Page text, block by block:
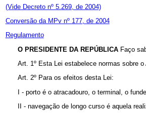
(Vide Decreto nº 5.269, de 2004)
Conversão da MPv nº 177, de 2004
Regulamento
O PRESIDENTE DA REPÚBLICA Faço
Art. 1º Esta Lei estabelece normas sobre
Art. 2º Para os efeitos desta Lei:
I - porto é o atracadouro, o terminal, o
II - navegação de longo curso é aquela